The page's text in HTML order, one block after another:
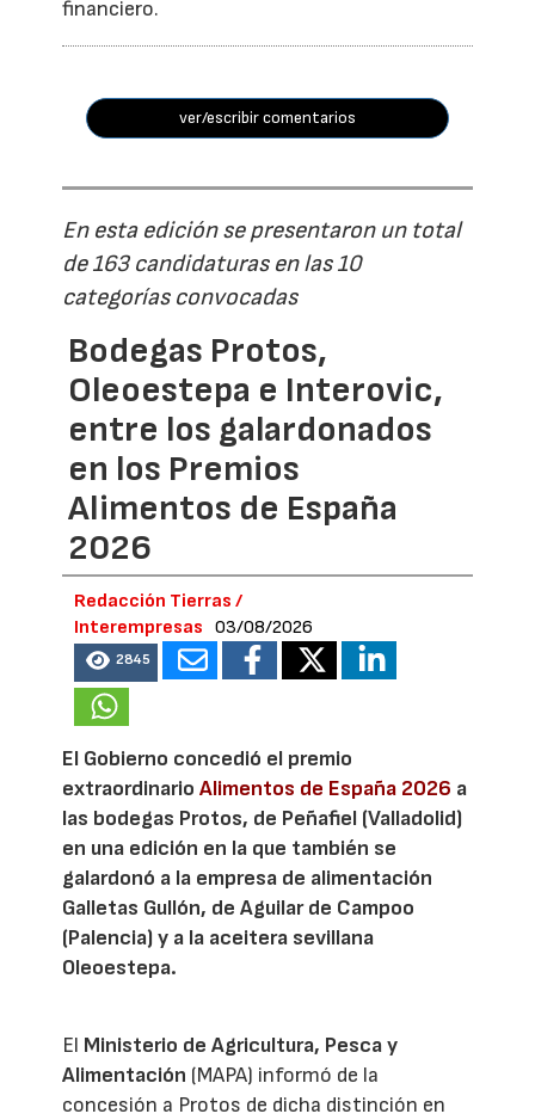
financiero.
ver/escribir comentarios
En esta edición se presentaron un total
de 163 candidaturas en las 10
categorías convocadas
Bodegas Protos,
Oleoestepa e Interovic,
entre los galardonados
en los Premios
Alimentos de España
2026
Redacción Tierras /
Interempresas
03/08/2026
2845
El Gobierno concedió el premio
extraordinarioAlimentos de España 2026 a
las bodegas Protos, de Peñafiel (Valladolid)
en una edición en la que también se
galardonó a la empresa de alimentación
Galletas Gullón, de Aguilar de Campoo
(Palencia) y a la aceitera sevillana
Oleoestepa.
El Ministerio de Agricultura, Pesca y
Alimentación (MAPA) informó de la
concesión a Protos de dicha distinción en